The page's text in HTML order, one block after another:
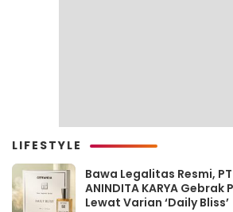
LIFESTYLE
Bawa Legalitas Resmi, PT
ANINDITA KARYA
Lewat Varian ‘Daily Bliss’